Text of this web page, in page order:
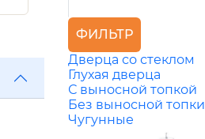
ФИЛЬТР
Дверца со стеклом
Глухая дверца
С выносной топкой
Без выносной топки
Чугунные